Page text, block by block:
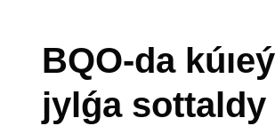
BQO-da
jylǵa sottaldy